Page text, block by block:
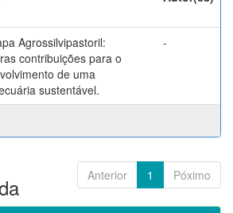
Agrossilvipastoril:
contribuições para o
de uma
sustentável.
-
Anterior 1 Póximo